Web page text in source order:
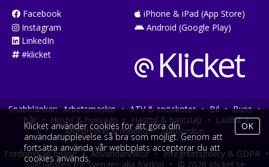
Facebook
Instagram
LinkedIn
#klicket
iPhone & iPad (App Store)
Android (Google Play)
Snabblänkar: Arbetsmaskin • ATV & snöskoter • Bil • Buss •
Båt • Husbil & husvagn • Hästbil & hästsläp • Lastbil •
Motorcykel & moped • Släpfordon
Fordonsköp online • Användarvillkor • Integritetspolicy & GDPR •
Söktjänsten för Sveriges alla fordon • © 2026 Klicket.se
Klicket använder cookies för att göra din
användarupplevelse så bra som möjligt. Genom att
fortsätta använda vår webbplats accepterar du att
cookies används.
OK